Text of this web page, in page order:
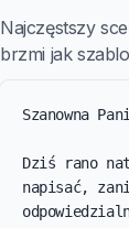
Najczęstszy
brzmi jak
Szanowna
Dziś rano
napisać,